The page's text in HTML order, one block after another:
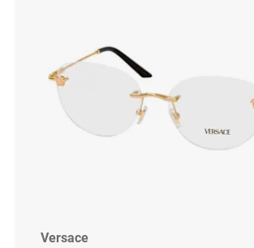
Versace